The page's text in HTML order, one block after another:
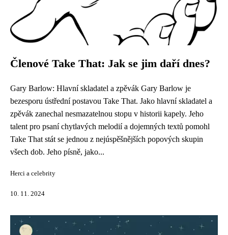
Členové Take That: Jak se jim daří dnes?
Gary Barlow: Hlavní skladatel a zpěvák Gary Barlow je
bezesporu ústřední postavou Take That. Jako hlavní skladatel a
zpěvák zanechal nesmazatelnou stopu v historii kapely. Jeho
talent pro psaní chytlavých melodií a dojemných textů pomohl
Take That stát se jednou z nejúspěšnějších popových skupin
všech dob. Jeho písně, jako...
Herci a celebrity
10. 11. 2024